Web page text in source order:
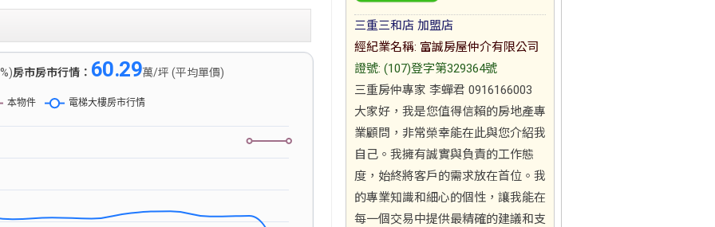
房市房市行情： 60.29萬/坪 (平均單價)
三重三和店 加盟店
經紀業名稱: 富誠房屋仲介有限公司
證號: (107)登字第329364號
三重房仲專家 李蟬君 0916166003
大家好，我是您值得信賴的房地產專
業顧問，非常榮幸能在此與您介紹我
自己。我擁有誠實與負責的工作態
度，始終將客戶的需求放在首位。我
的專業知識和細心的個性，讓我能在
每一個交易中提供最精確的建議和支